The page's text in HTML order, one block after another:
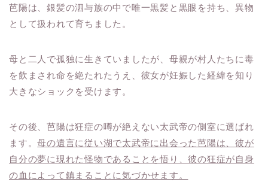
芭陽は、銀髪の泗与族の中で唯一黒髪と黒眼を持ち、異物
として扱われて育ちました。
母と二人で孤独に生きていましたが、母親が村人たちに毒
を飲まされ命を絶たれたうえ、彼女が妊娠した経緯を知り
大きなショックを受けます。
その後、芭陽は狂症の噂が絶えない太武帝の側室に選ばれ
ます。母の遺言に従い湖で太武帝に出会った芭陽は、彼が
自分の夢に現れた怪物であることを悟り、彼の狂症が自身
の血によって鎮まることに気づかせます。